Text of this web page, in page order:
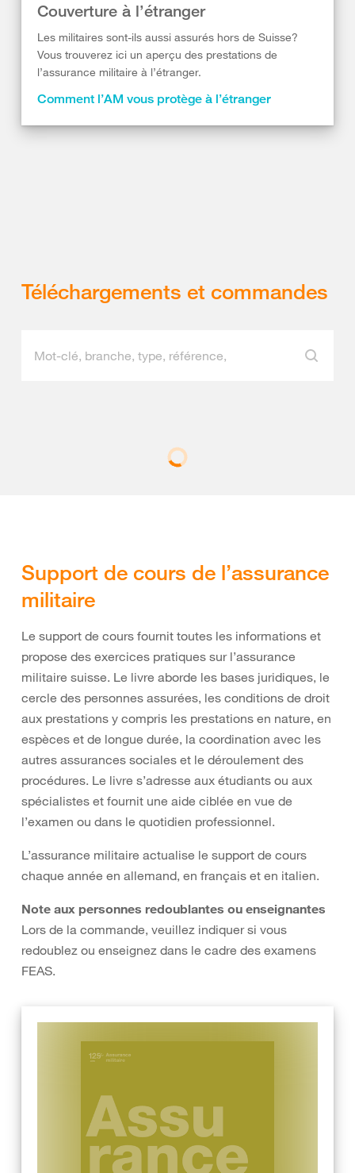
Couverture à l’étranger
Les militaires sont-ils aussi assurés hors de Suisse?
Vous trouverez ici un aperçu des prestations de
l’assurance militaire à l’étranger.
Comment l’AM vous protège à l’étranger
Téléchargements et commandes
Support de cours de l’assurance
militaire
Le support de cours fournit toutes les informations et
propose des exercices pratiques sur l’assurance
militaire suisse. Le livre aborde les bases juridiques, le
cercle des personnes assurées, les conditions de droit
aux prestations y compris les prestations en nature, en
espèces et de longue durée, la coordination avec les
autres assurances sociales et le déroulement des
procédures. Le livre s’adresse aux étudiants ou aux
spécialistes et fournit une aide ciblée en vue de
l’examen ou dans le quotidien professionnel.
L’assurance militaire actualise le support de cours
chaque année en allemand, en français et en italien.
Note aux personnes redoublantes ou enseignantes
Lors de la commande, veuillez indiquer si vous
redoublez ou enseignez dans le cadre des examens
FEAS.